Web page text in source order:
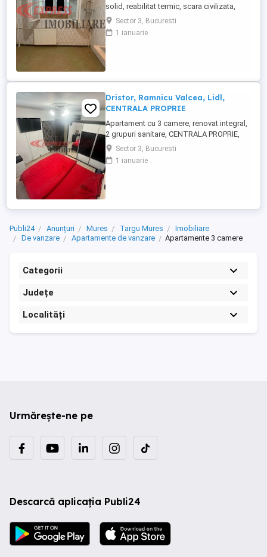
solid, reabilitat termic, scara civilizata,
reabilitat termic, etajul 5 din 10, este
spatios, luminos, balcon inchis in
termopan, spatii de depozitare, aer
Sector 3, Bucuresti
1 ianuarie
Dristor, Ramnicu Valcea, Lidl,
CENTRALA PROPRIE
Apartament cu 3 camere, renovat integral,
2 grupuri sanitare, CENTRALA PROPRIE,
geam la baie, spatii de depozitare, situat
la etajul 2 in bloc de 8 nivele reabilitat.
Sector 3, Bucuresti
1 ianuarie
Publi24 Anunțuri Mures Targu Mures
Imobiliare
De vanzare
Apartamente de vanzare Apartamente 3 camere
Categorii
Județe
Localități
Urmărește-ne pe
Descarcă aplicația Publi24